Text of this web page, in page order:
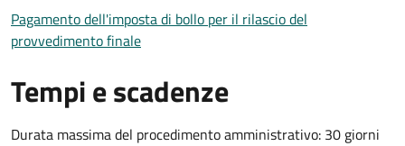
Pagamento dell'imposta di bollo per il rilascio del
provvedimento finale
Tempi e scadenze
Durata massima del procedimento amministrativo: 30 giorni